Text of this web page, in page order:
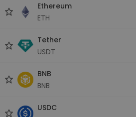
Ethereum
ETH
Tether
USDT
BNB
BNB
USDC